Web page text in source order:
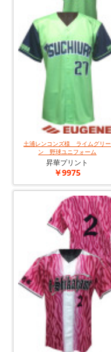
土浦レンコンズ様 ライムグリー
ン 野球ユニフォーム
昇華プリント
￥9975